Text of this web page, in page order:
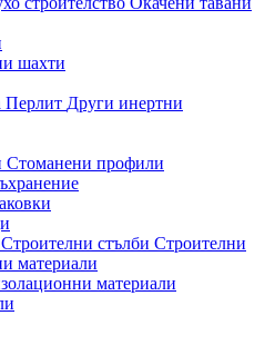
шахти
Перлит Други инертни
Стоманени профили
Строителни стълби Строителни
материали
материали